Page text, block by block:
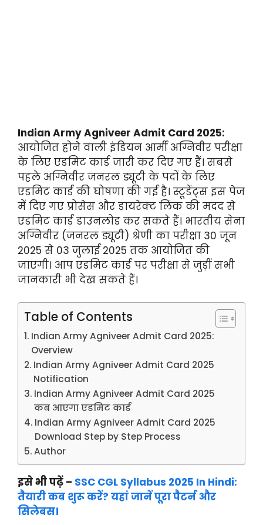
Indian Army Agniveer Admit Card 2025:
आयोजित होने वाली इंडियन आर्मी अग्निवीर परीक्षा
के लिए एडमिट कार्ड जारी कर दिए गए हैं। सबसे
पहले अग्निवीर जनरल ड्यूटी के पदों के लिए
एडमिट कार्ड की घोषणा की गई है। स्टूडेंट्स इस पेज
में दिए गए प्रोसेस और डायरेक्ट लिंक की मदद से
एडमिट कार्ड डाउनलोड कर सकते हैं। भारतीय सेना
अग्निवीर (जनरल ड्यूटी) श्रेणी का परीक्षा 30 जून
2025 से 03 जुलाई 2025 तक आयोजित की
जाएगी। आप एडमिट कार्ड पर परीक्षा से जुड़ीं सभी
जानकारी भी देख सकते हैं।
Table of Contents
Indian Army Agniveer Admit Card 2025:
Overview
Indian Army Agniveer Admit Card 2025
Notification
Indian Army Agniveer Admit Card 2025
कब आएगा एडमिट कार्ड
Indian Army Agniveer Admit Card 2025
Download Step by Step Process
Author
इसे भी पढ़ें – SSC CGL Syllabus 2025 In Hindi:
तैयारी कब शुरू करें? यहां जानें पूरा पैटर्न और
सिलेबस।